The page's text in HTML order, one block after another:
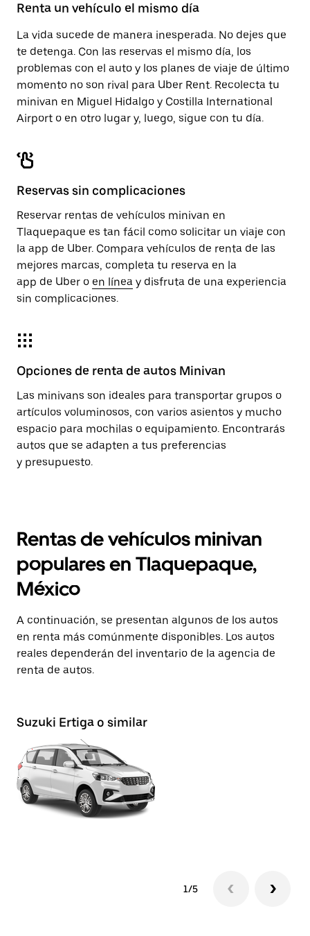
calendario.
Renta un vehículo el mismo día
La vida sucede de manera inesperada. No dejes que
te detenga. Con las reservas el mismo día, los
problemas con el auto y los planes de viaje de último
momento no son rival para Uber Rent. Recolecta tu
minivan en Miguel Hidalgo y Costilla International
Airport o en otro lugar y, luego, sigue con tu día.
Reservas sin complicaciones
Reservar rentas de vehículos minivan en
Tlaquepaque es tan fácil como solicitar un viaje con
la app de Uber. Compara vehículos de renta de las
mejores marcas, completa tu reserva en la
app de Uber o en línea y disfruta de una experiencia
sin complicaciones.
Opciones de renta de autos Minivan
Las minivans son ideales para transportar grupos o
artículos voluminosos, con varios asientos y mucho
espacio para mochilas o equipamiento. Encontrarás
autos que se adapten a tus preferencias
y presupuesto.
Rentas de vehículos minivan
populares en Tlaquepaque,
México
A continuación, se presentan algunos de los autos
en renta más comúnmente disponibles. Los autos
reales dependerán del inventario de la agencia de
renta de autos.
Suzuki Ertiga o similar
1/5